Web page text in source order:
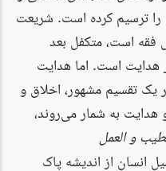
را ترسیم کرده است. شریعت
است، متکفل بعد
هدایت است. اما هدایت
تقسیم مشهور، اخلاق و
به شمار می‌روند،
و العمل
انسان از اندیشه پاک